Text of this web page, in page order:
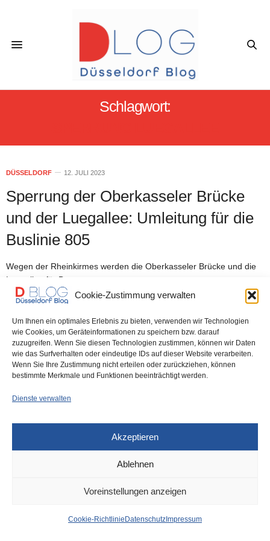
Cookie-Zustimmung verwalten
Um Ihnen ein optimales Erlebnis zu bieten, verwenden wir Technologien
wie Cookies, um Geräteinformationen zu speichern bzw. darauf
zuzugreifen. Wenn Sie diesen Technologien zustimmen, können wir Daten
wie das Surfverhalten oder eindeutige IDs auf dieser Website verarbeiten.
Wenn Sie Ihre Zustimmung nicht erteilen oder zurückziehen, können
bestimmte Merkmale und Funktionen beeinträchtigt werden.
Dienste verwalten
Akzeptieren
Ablehnen
Voreinstellungen anzeigen
Cookie-Richtlinie Datenschutz Impressum
Schlagwort:
DÜSSELDORF 12. JULI 2023
Sperrung der Oberkasseler Brücke
und der Luegallee: Umleitung für die
Buslinie 805
Wegen der Rheinkirmes werden die Oberkasseler Brücke und die
Luegallee für Busse gesperrt – von…
IMPRESSUM DATENSCHUTZ COOKIE-RICHTLINIE (EU)